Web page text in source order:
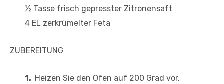
½ Tasse frisch gepresster Zitronensaft
4 EL zerkrümelter Feta
ZUBEREITUNG
1. Heizen Sie den Ofen auf 200 Grad vor.